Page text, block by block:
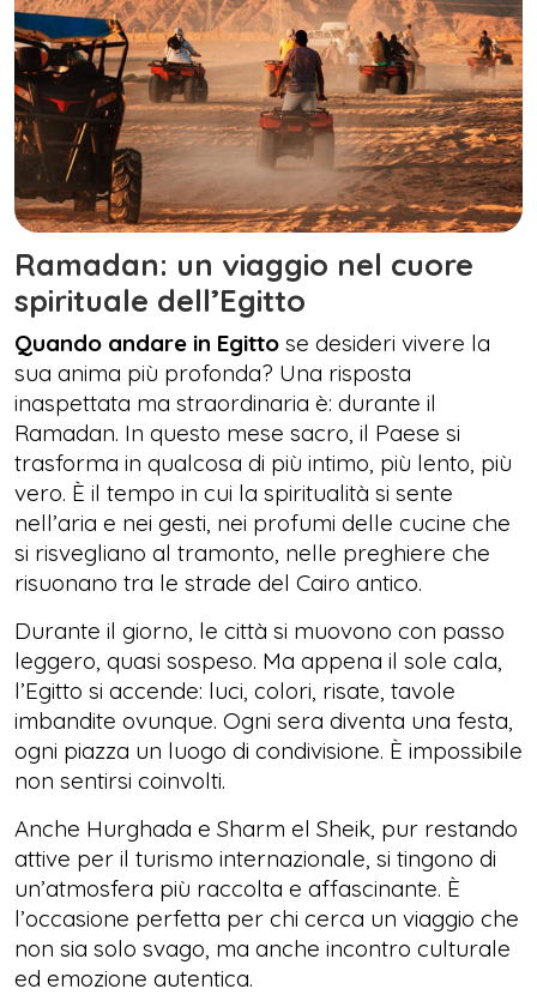
Ramadan: un viaggio nel cuore
spirituale dell’Egitto
Quando andare in Egitto se desideri vivere la
sua anima più profonda? Una risposta
inaspettata ma straordinaria è: durante il
Ramadan. In questo mese sacro, il Paese si
trasforma in qualcosa di più intimo, più lento, più
vero. È il tempo in cui la spiritualità si sente
nell’aria e nei gesti, nei profumi delle cucine che
si risvegliano al tramonto, nelle preghiere che
risuonano tra le strade del Cairo antico.
Durante il giorno, le città si muovono con passo
leggero, quasi sospeso. Ma appena il sole cala,
l’Egitto si accende: luci, colori, risate, tavole
imbandite ovunque. Ogni sera diventa una festa,
ogni piazza un luogo di condivisione. È impossibile
non sentirsi coinvolti.
Anche Hurghada e Sharm el Sheik, pur restando
attive per il turismo internazionale, si tingono di
un’atmosfera più raccolta e affascinante. È
l’occasione perfetta per chi cerca un viaggio che
non sia solo svago, ma anche incontro culturale
ed emozione autentica.